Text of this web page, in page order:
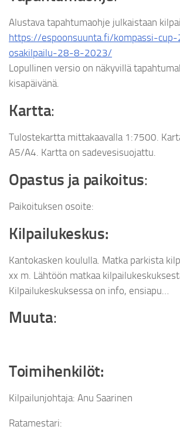
Alustava tapahtumaohje julkaistaan
https://espoonsuunta.fi/kompassi-
osakilpailu-28-8-2023/
Lopullinen versio on näkyvillä
kisapäivänä.
Kartta:
Tulostekartta mittakaavalla 1:7500.
A5/A4. Kartta on sadevesisuojattu.
Opastus ja paikoitus:
Paikoituksen osoite:
Kilpailukeskus:
Kantokasken koululla. Matka parkista
xx m. Lähtöön matkaa
Kilpailukeskuksessa on info, ensiapu…
Muuta:
Toimihenkilöt:
Kilpailunjohtaja: Anu Saarinen
Ratamestari: